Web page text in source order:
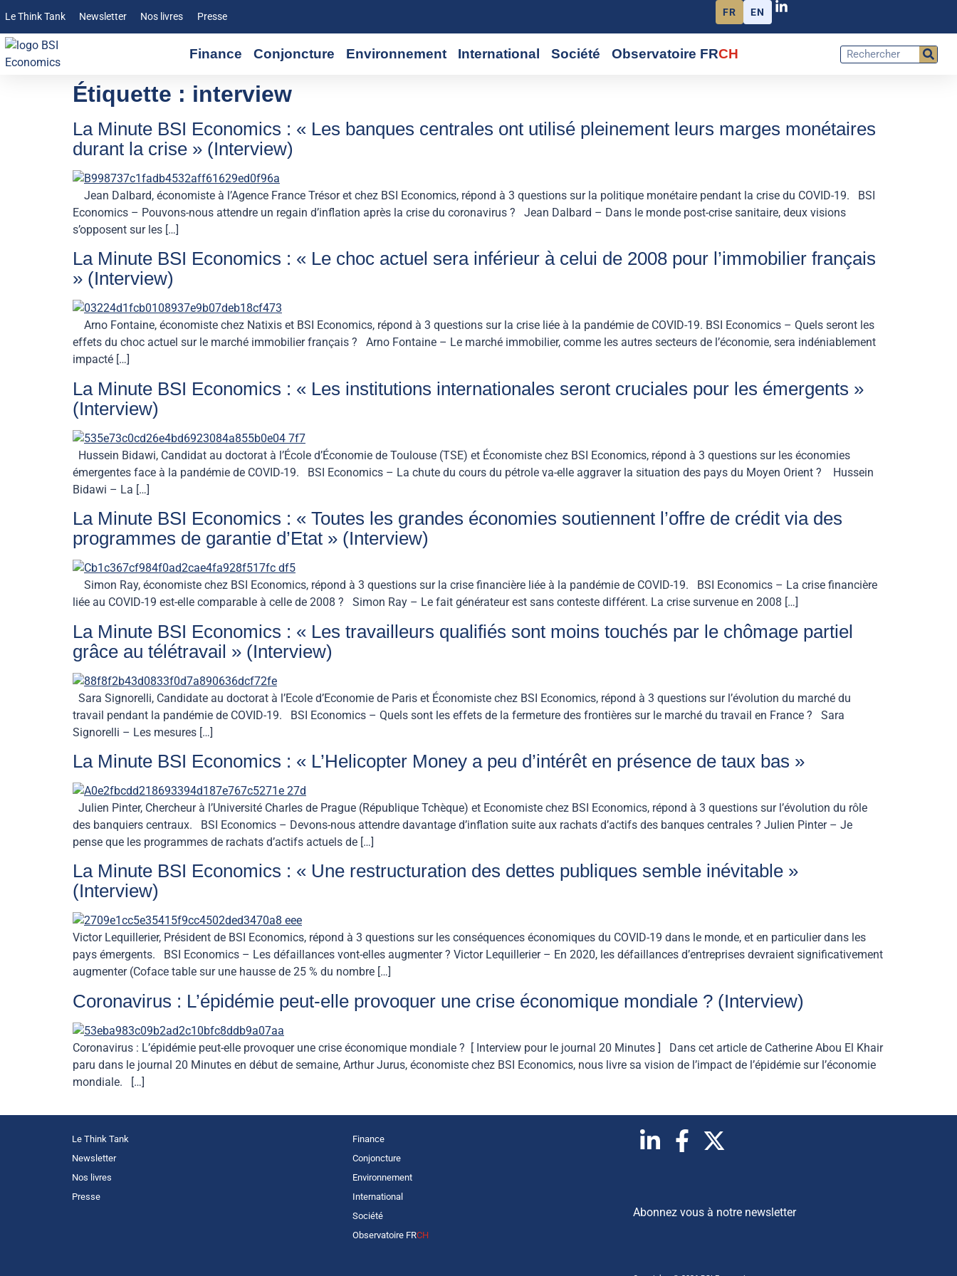
Le Think Tank Newsletter Nos livres Presse FR EN
Finance Conjoncture Environnement International Société Observatoire FRCH
Étiquette : interview
La Minute BSI Economics : « Les banques centrales ont utilisé pleinement leurs marges monétaires
durant la crise » (Interview)
Jean Dalbard, économiste à l’Agence France Trésor et chez BSI Economics, répond à 3 questions sur la politique monétaire pendant la crise du COVID-19. BSI
Economics – Pouvons-nous attendre un regain d’inflation après la crise du coronavirus ? Jean Dalbard – Dans le monde post-crise sanitaire, deux visions
s’opposent sur les […]
La Minute BSI Economics : « Le choc actuel sera inférieur à celui de 2008 pour l’immobilier français
» (Interview)
Arno Fontaine, économiste chez Natixis et BSI Economics, répond à 3 questions sur la crise liée à la pandémie de COVID-19. BSI Economics – Quels seront les
effets du choc actuel sur le marché immobilier français ? Arno Fontaine – Le marché immobilier, comme les autres secteurs de l’économie, sera indéniablement
impacté […]
La Minute BSI Economics : « Les institutions internationales seront cruciales pour les émergents »
(Interview)
Hussein Bidawi, Candidat au doctorat à l’École d’Économie de Toulouse (TSE) et Économiste chez BSI Economics, répond à 3 questions sur les économies
émergentes face à la pandémie de COVID-19. BSI Economics – La chute du cours du pétrole va-elle aggraver la situation des pays du Moyen Orient ? Hussein
Bidawi – La […]
La Minute BSI Economics : « Toutes les grandes économies soutiennent l’offre de crédit via des
programmes de garantie d’Etat » (Interview)
Simon Ray, économiste chez BSI Economics, répond à 3 questions sur la crise financière liée à la pandémie de COVID-19. BSI Economics – La crise financière
liée au COVID-19 est-elle comparable à celle de 2008 ? Simon Ray – Le fait générateur est sans conteste différent. La crise survenue en 2008 […]
La Minute BSI Economics : « Les travailleurs qualifiés sont moins touchés par le chômage partiel
grâce au télétravail » (Interview)
Sara Signorelli, Candidate au doctorat à l’Ecole d’Economie de Paris et Économiste chez BSI Economics, répond à 3 questions sur l’évolution du marché du
travail pendant la pandémie de COVID-19. BSI Economics – Quels sont les effets de la fermeture des frontières sur le marché du travail en France ? Sara
Signorelli – Les mesures […]
La Minute BSI Economics : « L’Helicopter Money a peu d’intérêt en présence de taux bas »
Julien Pinter, Chercheur à l’Université Charles de Prague (République Tchèque) et Economiste chez BSI Economics, répond à 3 questions sur l’évolution du rôle
des banquiers centraux. BSI Economics – Devons-nous attendre davantage d’inflation suite aux rachats d’actifs des banques centrales ? Julien Pinter – Je
pense que les programmes de rachats d’actifs actuels de […]
La Minute BSI Economics : « Une restructuration des dettes publiques semble inévitable »
(Interview)
Victor Lequillerier, Président de BSI Economics, répond à 3 questions sur les conséquences économiques du COVID-19 dans le monde, et en particulier dans les
pays émergents. BSI Economics – Les défaillances vont-elles augmenter ? Victor Lequillerier – En 2020, les défaillances d’entreprises devraient significativement
augmenter (Coface table sur une hausse de 25 % du nombre […]
Coronavirus : L’épidémie peut-elle provoquer une crise économique mondiale ? (Interview)
Coronavirus : L’épidémie peut-elle provoquer une crise économique mondiale ? [ Interview pour le journal 20 Minutes ] Dans cet article de Catherine Abou El Khair
paru dans le journal 20 Minutes en début de semaine, Arthur Jurus, économiste chez BSI Economics, nous livre sa vision de l’impact de l’épidémie sur l’économie
mondiale. […]
Le Think Tank
Newsletter
Nos livres
Presse
Finance
Conjoncture
Environnement
International
Société
Observatoire FRCH
Abonnez vous à notre newsletter